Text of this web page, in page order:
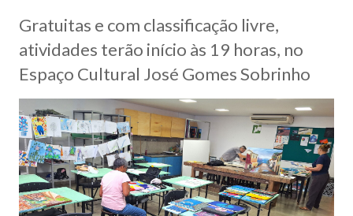
Gratuitas e com classificação livre,
atividades terão início às 19 horas, no
Espaço Cultural José Gomes Sobrinho